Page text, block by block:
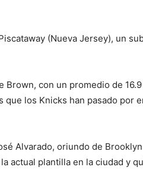
(Nueva Jersey), un
con un promedio de
los Knicks han pasado por
Alvarado, oriundo de
actual plantilla en la ciudad y